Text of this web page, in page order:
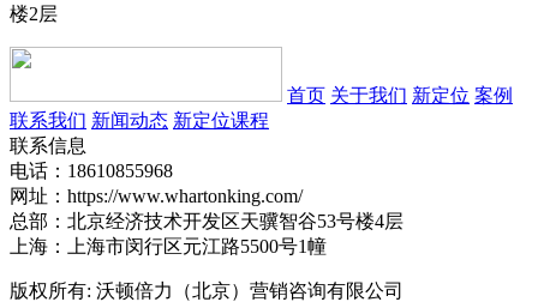
楼2层
首页 关于我们 新定位 案例
联系我们 新闻动态 新定位课程
联系信息
电话：18610855968
网址：https://www.whartonking.com/
总部：北京经济技术开发区天骥智谷53号楼4层
上海：上海市闵行区元江路5500号1幢
版权所有: 沃顿倍力（北京）营销咨询有限公司